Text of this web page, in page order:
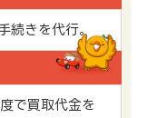
続きを代行。
で買取代金を